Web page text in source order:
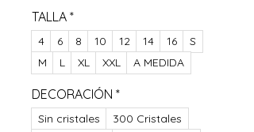
TALLA *
4 6 8 10 12 14 16
S
M
L XL XXL A MEDIDA
DECORACIÓN *
Sin cristales
300 Cristales